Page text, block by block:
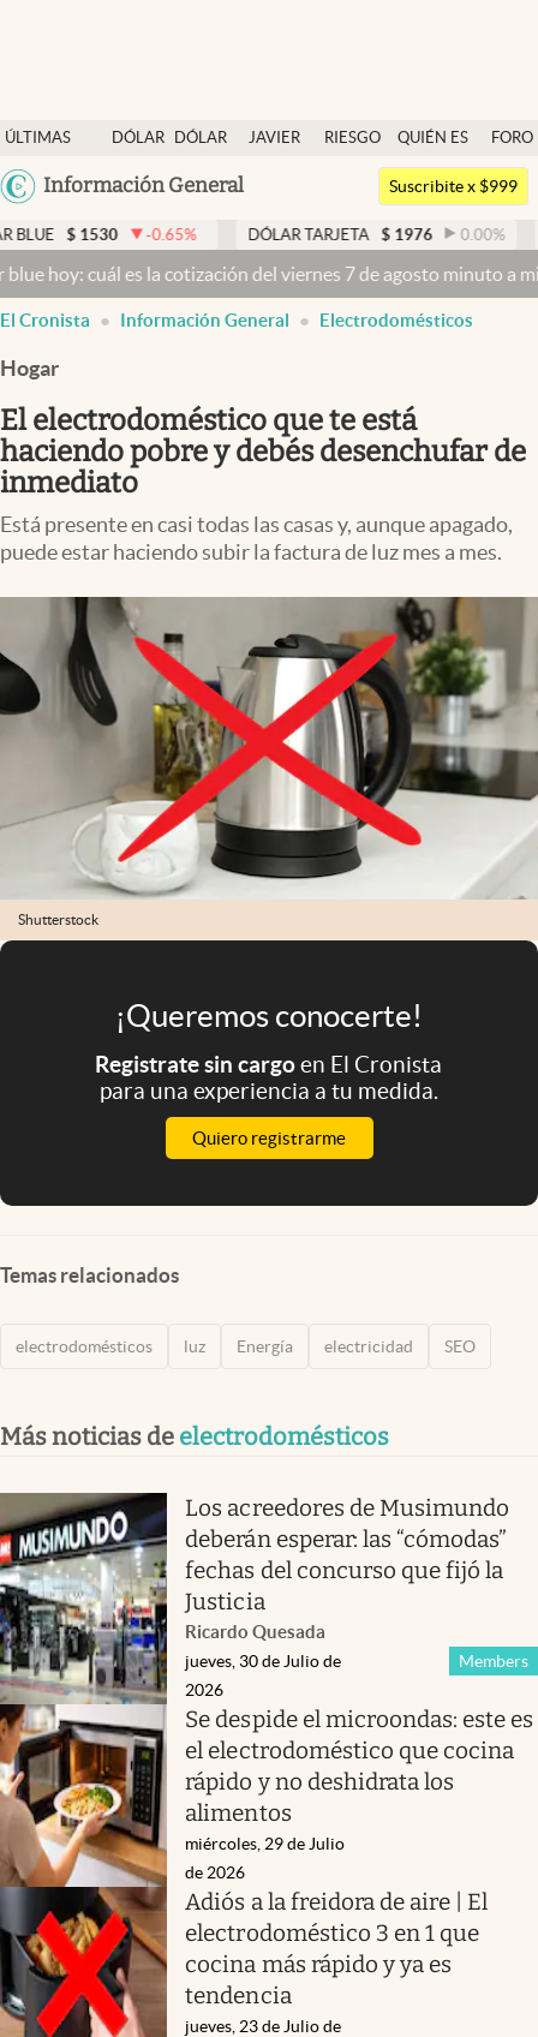
ÚLTIMAS
NOTICIAS
DÓLAR
DÓLAR
JAVIER
RIESGO
QUIÉN ES
QUIÉN
FORO
Argentina
México
Colombia
Información General
Dólar
Members
Economía y Política
Finanzas y Mercados
Mercados Online
Negocios
Columnistas
Otras secciones
Infotechnology
Clase
Mundial 2026
Mediakit
abre en nueva pestaña
Argentina
Suscribite x $999
-0.65% DÓLAR TARJETA $ 1976 0.00 % DÓLAR
es la cotización del viernes 7 de agosto minuto a minutoDólar
El Cronista Información General Electrodomésticos
Hogar
El electrodoméstico que te está
haciendo pobre y debés desenchufar de
inmediato
Está presente en casi todas las casas y, aunque apagado,
puede estar haciendo subir la factura de luz mes a mes.
Shutterstock
¡Queremos conocerte!
Registrate sin cargoen El Cronista
para una experiencia a tu medida.
Quiero registrarme
Temas relacionados
electrodomésticos luz Energía electricidad SEO
Más noticias de electrodomésticos
Los acreedores de Musimundo
deberán esperar: las “cómodas”
fechas del concurso que fijó la
Justicia
Ricardo Quesada
Members
jueves, 30 de Julio de
2026
Se despide el microondas: este es
el electrodoméstico que cocina
rápido y no deshidrata los
alimentos
miércoles, 29 de Julio
de 2026
Adiós a la freidora de aire | El
electrodoméstico 3 en 1 que
cocina más rápido y ya es
tendencia
jueves, 23 de Julio de